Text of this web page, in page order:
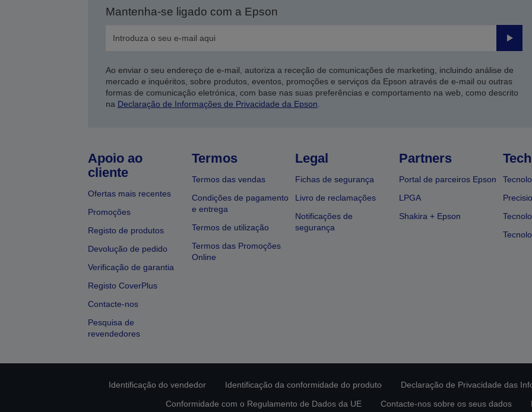
Mantenha-se ligado com a Epson
Enviar
Ao enviar o seu endereço de e-mail, autoriza a receção de comunicações de marketing, incluindo análise de
mercado e inquéritos, sobre produtos, eventos, promoções e serviços da Epson através de e-mail ou outras
formas de comunicação eletrónica, com base nas suas preferências e comportamento na web, como descrito
na Declaração de Informações de Privacidade da Epson
Apoio ao
cliente
Ofertas mais recentes
Promoções
Registo de produtos
Devolução de pedido
Verificação de garantia
Registo CoverPlus
Contacte-nos
Pesquisa de
revendedores
Termos
Termos das vendas
Condições de pagamento
e entrega
Termos de utilização
Termos das Promoções
Online
Legal
Fichas de segurança
Livro de reclamações
Notificações de
segurança
Partners
Portal de parceiros Epson
LPGA
Shakira + Epson
Identificação do vendedor Identificação da conformidade do produto Declaração de Privacidade das
Conformidade com o Regulamento de Dados da UE
Contacte-nos sobre os seus dados